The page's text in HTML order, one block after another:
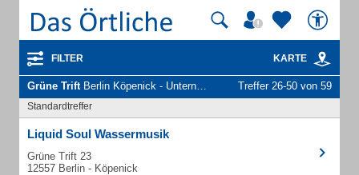
FILTER KARTE
Grüne TriftBerlin Köpenick - Unternehmen und Personen Treffer 26-50 von 59
Standardtreffer
Liquid Soul Wassermusik
Grüne Trift 23
12557 Berlin - Köpenick